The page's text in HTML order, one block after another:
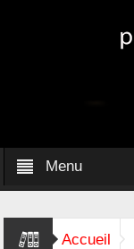
Menu
Accueil